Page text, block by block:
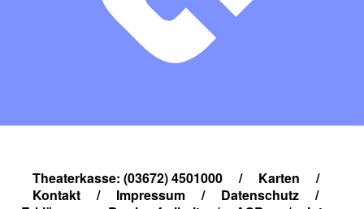
Theaterkasse: (03672) 4501000 / Karten
/
Kontakt
/ Impressum / Datenschutz
/